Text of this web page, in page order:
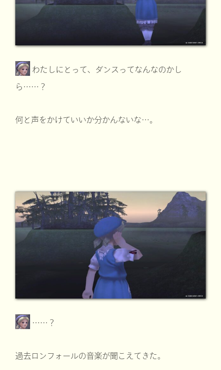
わたしにとって、ダンスってなんなのかし
ら……？
何と声をかけていいか分かんないな…。
……？
過去ロンフォールの音楽が聞こえてきた。